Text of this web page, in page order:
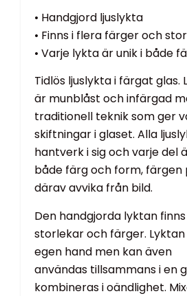
• Handgjord ljuslykta
• Finns i flera färger och
• Varje lykta är unik i både
Tidlös ljuslykta i färgat glas.
är munblåst och infärgad
traditionell teknik som ger
skiftningar i glaset. Alla
hantverk i sig och varje del
både färg och form, färgen
därav avvika från bild.
Den handgjorda lyktan
storlekar och färger.
egen hand men kan även
användas tillsammans i en
kombineras i oändlighet.